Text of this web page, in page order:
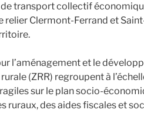
transport collectif
Clermont-Ferrand et
l’aménagement et le
(ZRR) regroupent à
sur le plan socio-
des aides fiscales et